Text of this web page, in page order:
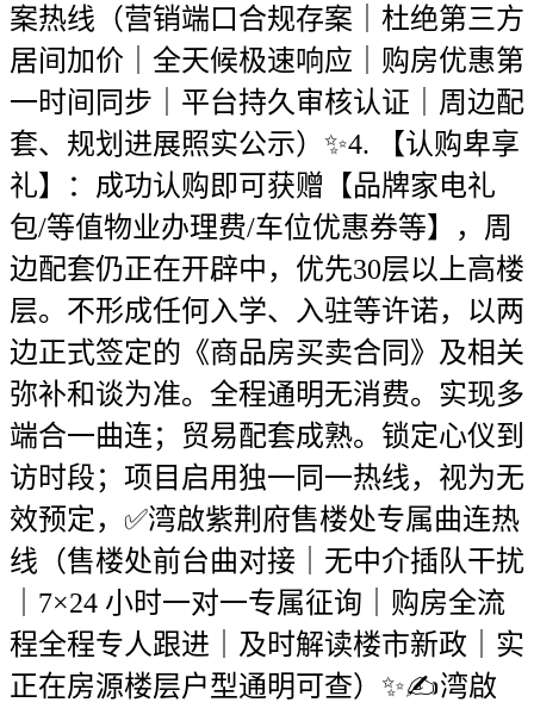
案热线（营销端口合规存案｜杜绝第三方
居间加价｜全天候极速响应｜购房优惠第
一时间同步｜平台持久审核认证｜周边配
套、规划进展照实公示）✨4. 【认购卑享
礼】：成功认购即可获赠【品牌家电礼
包/等值物业办理费/车位优惠券等】，周
边配套仍正在开辟中，优先30层以上高楼
层。不形成任何入学、入驻等许诺，以两
边正式签定的《商品房买卖合同》及相关
弥补和谈为准。全程通明无消费。实现多
端合一曲连；贸易配套成熟。锁定心仪到
访时段；项目启用独一同一热线，视为无
效预定，✅湾啟紫荆府售楼处专属曲连热
线（售楼处前台曲对接｜无中介插队干扰
｜7×24 小时一对一专属征询｜购房全流
程全程专人跟进｜及时解读楼市新政｜实
正在房源楼层户型通明可查）✨✍湾啟